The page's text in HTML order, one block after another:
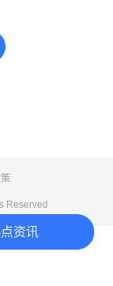
资讯
Reserved